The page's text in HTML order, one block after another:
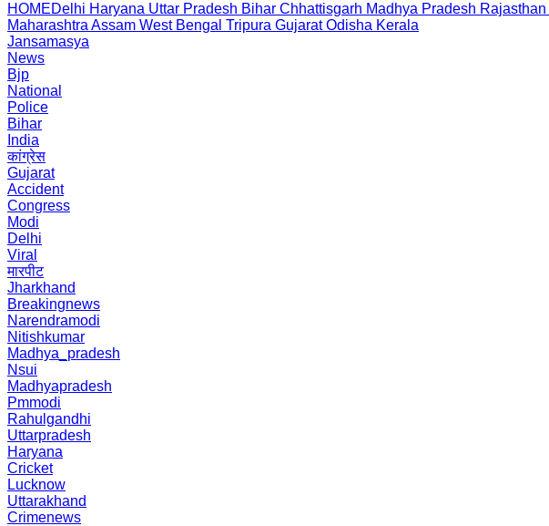
HOMEDelhi Haryana Uttar Pradesh Bihar Chhattisgarh Madhya Pradesh Rajasthan
Maharashtra Assam West Bengal Tripura Gujarat Odisha Kerala
Jansamasya
News
Bjp
National
Police
Bihar
India
कांग्रेस
Gujarat
Accident
Congress
Modi
Delhi
Viral
मारपीट
Jharkhand
Breakingnews
Narendramodi
Nitishkumar
Madhya_pradesh
Nsui
Madhyapradesh
Pmmodi
Rahulgandhi
Uttarpradesh
Haryana
Cricket
Lucknow
Uttarakhand
Crimenews